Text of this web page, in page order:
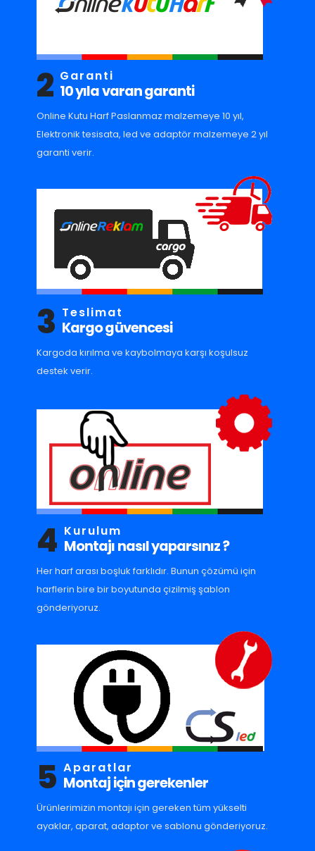
2 Garanti
10 yıla varan garanti
Online Kutu Harf Paslanmaz malzemeye 10 yıl,
Elektronik tesisata, led ve adaptör malzemeye 2 yıl
garanti verir.
3 Teslimat
Kargo güvencesi
Kargoda kırılma ve kaybolmaya karşı koşulsuz
destek verir.
4 Kurulum
Montajı nasıl yaparsınız ?
Her harf arası boşluk farklıdır. Bunun çözümü için
harflerin bire bir boyutunda çizilmiş şablon
gönderiyoruz.
5 Aparatlar
Montaj için gerekenler
Ürünlerimizin montajı için gereken tüm yükselti
ayaklar, aparat, adaptor ve sablonu gönderiyoruz.